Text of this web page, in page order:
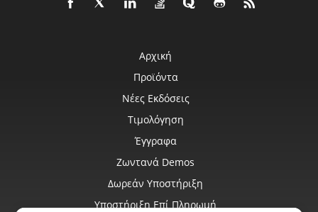
Αρχική
Προϊόντα
Νέες Εκδόσεις
Τιμολόγηση
Έγγραφα
Ζωντανά Demos
Δωρεάν Υποστήριξη
Υποστήριξη Επί Πληρωμή